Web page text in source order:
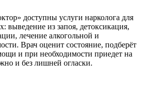
доступны услуги нарколога для
выведение из запоя, детоксикация,
лечение алкогольной и
Врач оценит состояние, подберёт
и при необходимости приедет на
и без лишней огласки.